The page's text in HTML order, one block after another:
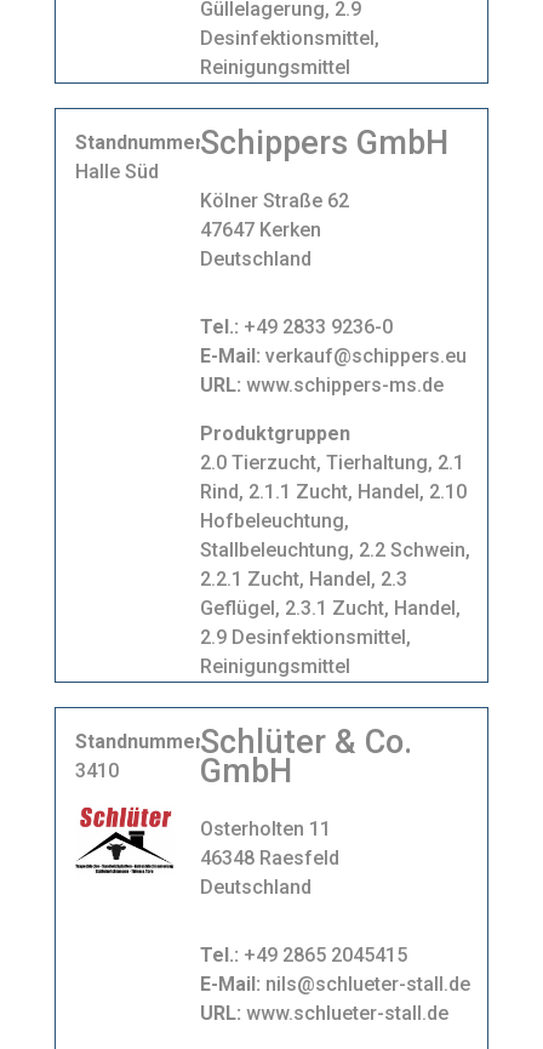
Güllelagerung, 2.9
Desinfektionsmittel,
Reinigungsmittel
Standnummer
Halle Süd
Schippers GmbH
Kölner Straße 62
47647 Kerken
Deutschland
Tel.: +49 2833 9236-0
E-Mail: verkauf@schippers.eu
URL: www.schippers-ms.de
Produktgruppen
2.0 Tierzucht, Tierhaltung, 2.1
Rind, 2.1.1 Zucht, Handel, 2.10
Hofbeleuchtung,
Stallbeleuchtung, 2.2 Schwein,
2.2.1 Zucht, Handel, 2.3
Geflügel, 2.3.1 Zucht, Handel,
2.9 Desinfektionsmittel,
Reinigungsmittel
Standnummer
3410
Schlüter & Co.
GmbH
Osterholten 11
46348 Raesfeld
Deutschland
Tel.: +49 2865 2045415
E-Mail: nils@schlueter-stall.de
URL: www.schlueter-stall.de